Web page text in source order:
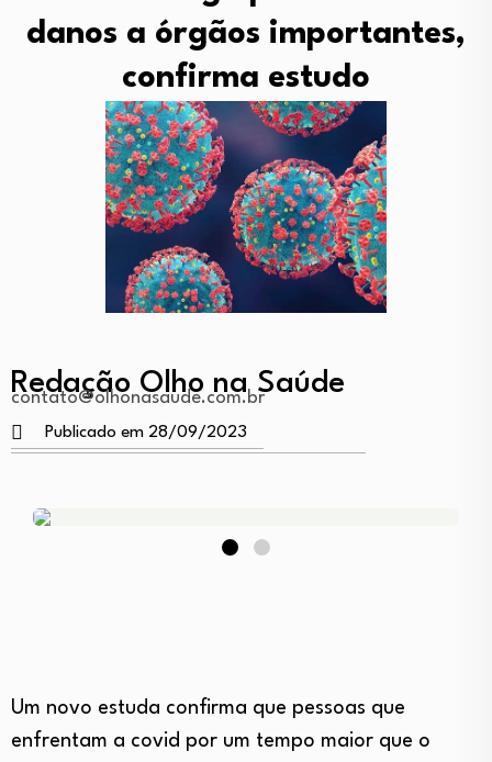
danos a órgãos importantes,
confirma estudo
Redação Olho na Saúde
contato@olhonasaude.com.br
Publicado em 28/09/2023
Um novo estuda confirma que pessoas que
enfrentam a covid por um tempo maior que o